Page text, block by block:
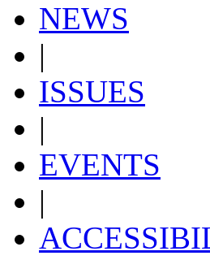
NEWS
|
ISSUES
|
EVENTS
|